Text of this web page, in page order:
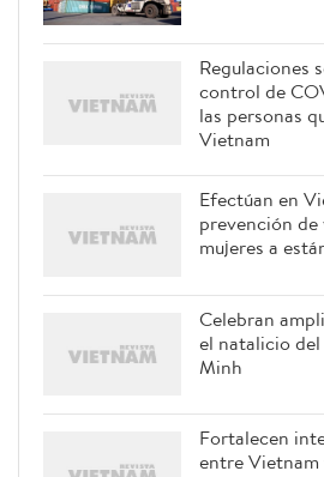
Regulaciones
control de
las personas
Vietnam
Efectúan en
prevención
mujeres a
Celebran
el natalicio
Minh
Fortalecen
entre